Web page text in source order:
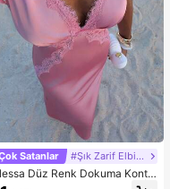
Satanlar #Şık Zarif Elbise
Düz Renk Dokuma Kontr
V Yaka Kadın Elbisesi, İlk